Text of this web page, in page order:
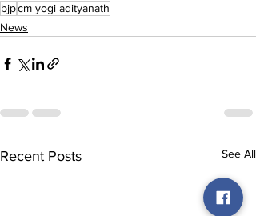
bjpcm yogi adityanath
News
Recent Posts See All